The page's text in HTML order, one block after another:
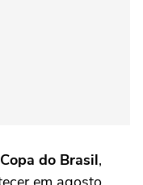
Copa do Brasil,